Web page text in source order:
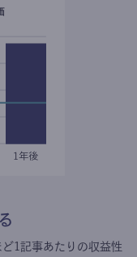
1記事あたりの収益性